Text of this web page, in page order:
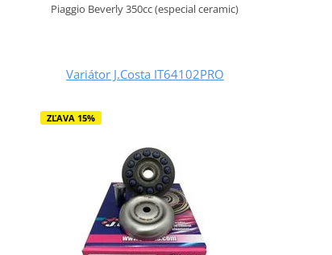
Piaggio Beverly 350cc (especial ceramic)
Variátor J.Costa IT64102PRO
ZĽAVA 15%